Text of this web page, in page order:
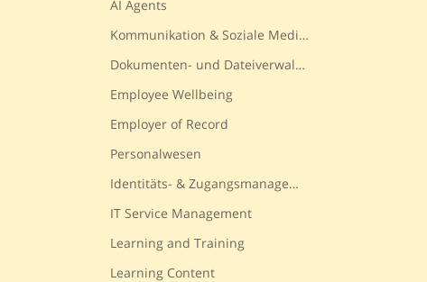
AI Agents
Kommunikation & Soziale Medien
Dokumenten- und Dateiverwaltung
Employee Wellbeing
Employer of Record
Personalwesen
Identitäts- & Zugangsmanagement
IT Service Management
Learning and Training
Learning Content